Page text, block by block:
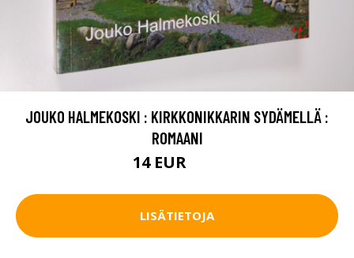
JOUKO HALMEKOSKI : KIRKKONIKKARIN SYDÄMELLÄ :
ROMAANI
14 EUR
LISÄTIETOJA